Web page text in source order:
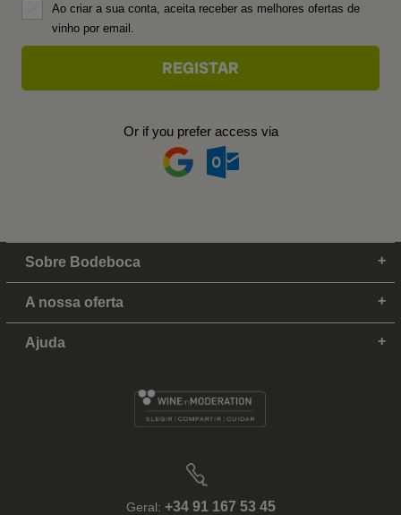
Ao criar a sua conta, aceita receber as melhores ofertas de
vinho por email.
Or if you prefer access via
Sobre Bodeboca
A nossa oferta
Ajuda
Geral: +34 91 167 53 45